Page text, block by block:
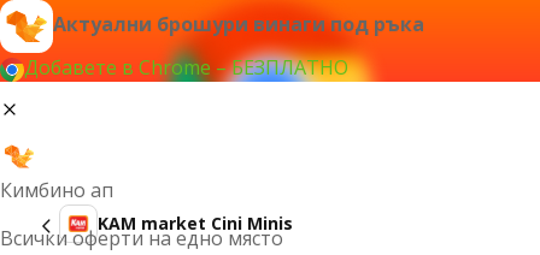
Актуални брошури винаги под ръка
Добавете в Chrome – БЕЗПЛАТНО
Кимбино ап
Всички оферти на едно място
KAM market Cini Minis